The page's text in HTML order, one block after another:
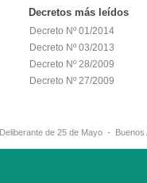
Decretos más leídos
Decreto Nº 01/2014
Decreto Nº 03/2013
Decreto Nº 28/2009
Decreto Nº 27/2009
Deliberante de 25 de Mayo -